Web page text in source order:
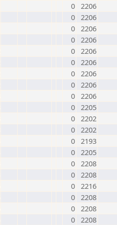
0 2206
0 2206
0 2206
0 2206
0 2206
0 2206
0 2206
0 2206
0 2206
0 2205
0 2202
0 2202
0 2193
0 2205
0 2208
0 2208
0 2216
0 2208
0 2208
0 2208